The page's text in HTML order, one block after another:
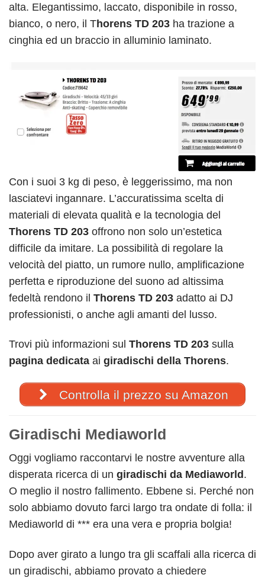
alta. Elegantissimo, laccato, disponibile in rosso,
bianco, o nero, il Thorens TD 203 ha trazione a
cinghia ed un braccio in alluminio laminato.
Con i suoi 3 kg di peso, è leggerissimo, ma non
lasciatevi ingannare. L’accuratissima scelta di
materiali di elevata qualità e la tecnologia del
Thorens TD 203 offrono non solo un’estetica
difficile da imitare. La possibilità di regolare la
velocità del piatto, un rumore nullo, amplificazione
perfetta e riproduzione del suono ad altissima
fedeltà rendono il Thorens TD 203 adatto ai DJ
professionisti, o anche agli amanti del lusso.
Trovi più informazioni sul Thorens TD 203 sulla
pagina dedicata ai giradischi della Thorens.
Controlla il prezzo su Amazon
Giradischi Mediaworld
Oggi vogliamo raccontarvi le nostre avventure alla
disperata ricerca di un giradischi da Mediaworld .
O meglio il nostro fallimento. Ebbene si. Perché non
solo abbiamo dovuto farci largo tra ondate di folla: il
Mediaworld di *** era una vera e propria bolgia!
Dopo aver girato a lungo tra gli scaffali alla ricerca di
un giradischi, abbiamo provato a chiedere